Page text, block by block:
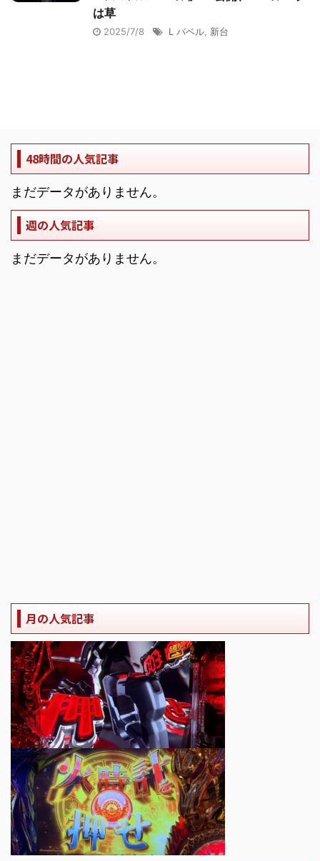
は草
2025/7/8 L バベル 新台
48時間の人気記事
まだデータがありません。
週の人気記事
まだデータがありません。
月の人気記事